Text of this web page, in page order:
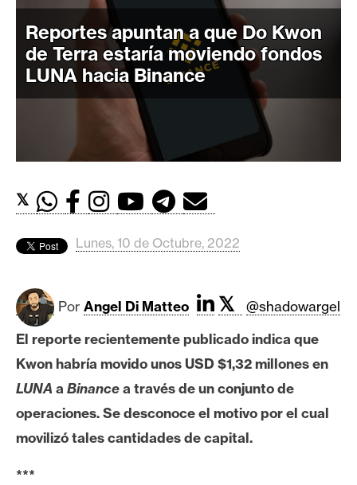
i
p
t
o
o
i
c
o
i
n
Reportes apuntan a que Do Kwon
de Terra estaría moviendo fondos
LUNA hacia Binance
𝕏
Lunes, 10 de Octubre, 2022
Por Angel Di Matteo 𝕏
@shadowargel
El reporte recientemente publicado indica que
Kwon habría movido unos USD $1,32 millones en
LUNAa Binancea través de un conjunto de
operaciones. Se desconoce el motivo por el cual
movilizó tales cantidades de capital.
***